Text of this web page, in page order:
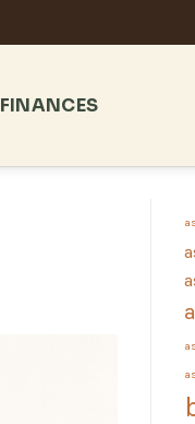
FINANCES